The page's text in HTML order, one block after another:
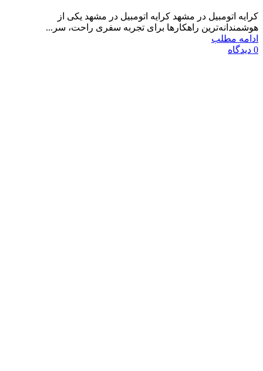
کرایه اتومبیل در مشهد کرایه اتومبیل در مشهد یکی از
هوشمندانه‌ترین راهکارها برای تجربه سفری راحت، سر...
ادامه مطلب
0 دیدگاه